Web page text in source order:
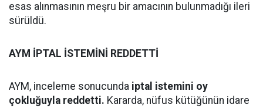
esas alınmasının meşru bir amacının bulunmadığı ileri
sürüldü.
AYM İPTAL İSTEMİNİ REDDETTİ
AYM, inceleme sonucunda iptal istemini oy
çokluğuyla reddetti. Kararda, nüfus kütüğünün idare